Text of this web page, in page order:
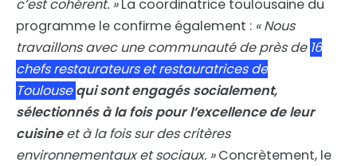
c’est cohérent. »La coordinatrice toulousaine du
programme le confirme également : « Nous
travaillons avec une communauté de près de 16
chefs restaurateurs et restauratrices de
Toulousequi sont engagés socialement,
sélectionnés à la fois pour l’excellence de leur
cuisineet à la fois sur des critères
environnementaux et sociaux. »Concrètement, le